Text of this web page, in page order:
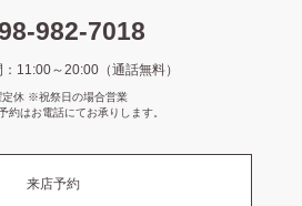
982-7018
11:00～20:00（通話無料）
定休 ※祝祭日の場合営業
約はお電話にてお承りします。
来店予約